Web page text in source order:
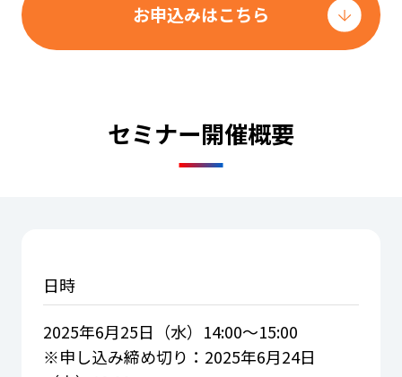
お申込みはこちら
セミナー開催概要
日時
2025年6月25日（水）14:00～15:00
※申し込み締め切り：2025年6月24日